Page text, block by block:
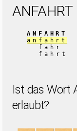
ANFAHRT
ANFAHRT
anfahrt
fahr
fahrt
Ist das Wort
erlaubt?